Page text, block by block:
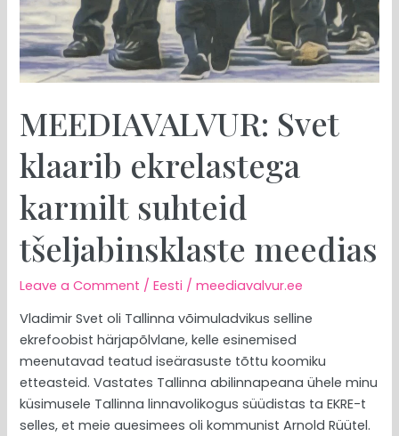
MEEDIAVALVUR: Svet
klaarib ekrelastega
karmilt suhteid
tšeljabinsklaste meedias
Leave a Comment /Eesti /meediavalvur.ee
Vladimir Svet oli Tallinna võimuladvikus selline
ekrefoobist härjapõlvlane, kelle esinemised
meenutavad teatud iseärasuste tõttu koomiku
etteasteid. Vastates Tallinna abilinnapeana ühele minu
küsimusele Tallinna linnavolikogus süüdistas ta EKRE-t
selles, et meie auesimees oli kommunist Arnold Rüütel.
meedias